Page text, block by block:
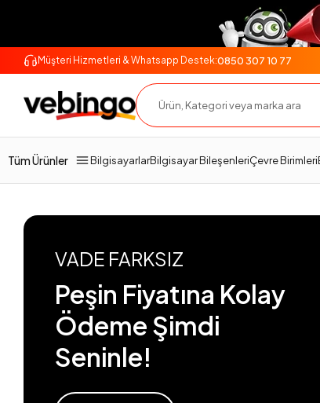
Müşteri Hizmetleri & Whatsapp Destek:0850 307 10 77
Tüm Ürünler BilgisayarlarBilgisayar BileşenleriÇevre Birimleri
VADE FARKSIZ
Peşin Fiyatına Kolay
Ödeme Şimdi
Seninle!